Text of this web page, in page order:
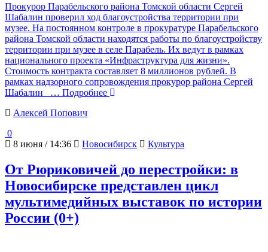
Прокурор Парабельского района Томской области Сергей
Шабалин проверил ход благоустройства территории при
музее. На постоянном контроле в прокуратуре Парабельского
района Томской области находятся работы по благоустройству
территории при музее в селе Парабель. Их ведут в рамках
национального проекта «Инфраструктура для жизни».
Стоимость контракта составляет 8 миллионов рублей. В
рамках надзорного сопровождения прокурор района Сергей
Шабалин
… Подробнее
Алексей Попович
0
8 июня / 14:36
Новосибирск Культура
От Рюриковичей до перестройки: в
Новосибирске представлен цикл
мультимедийных выставок по истории
России (0+)